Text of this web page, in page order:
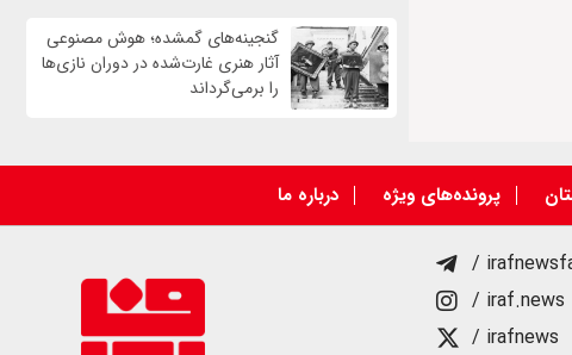
گنجینه‌های گمشده؛ هوش مصنوعی
آثار هنری غارت‌شده در دوران نازی‌ها
را برمی‌گرداند
پرونده‌های ویژه درباره ما
/
/ iraf.news
/ irafnews